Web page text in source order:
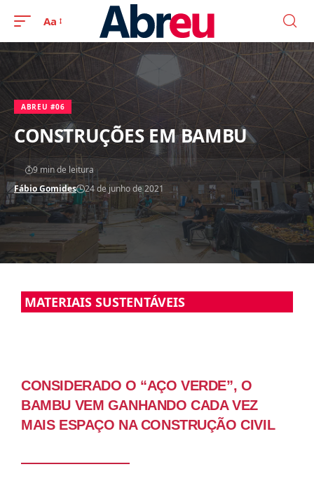
Aa
ABREU #06
CONSTRUÇÕES EM BAMBU
Fábio Gomides 24 de junho de 2021
9 min de leitura
MATERIAIS SUSTENTÁVEIS
CONSIDERADO O “AÇO VERDE”, O
BAMBU VEM GANHANDO CADA VEZ
MAIS ESPAÇO NA CONSTRUÇÃO CIVIL